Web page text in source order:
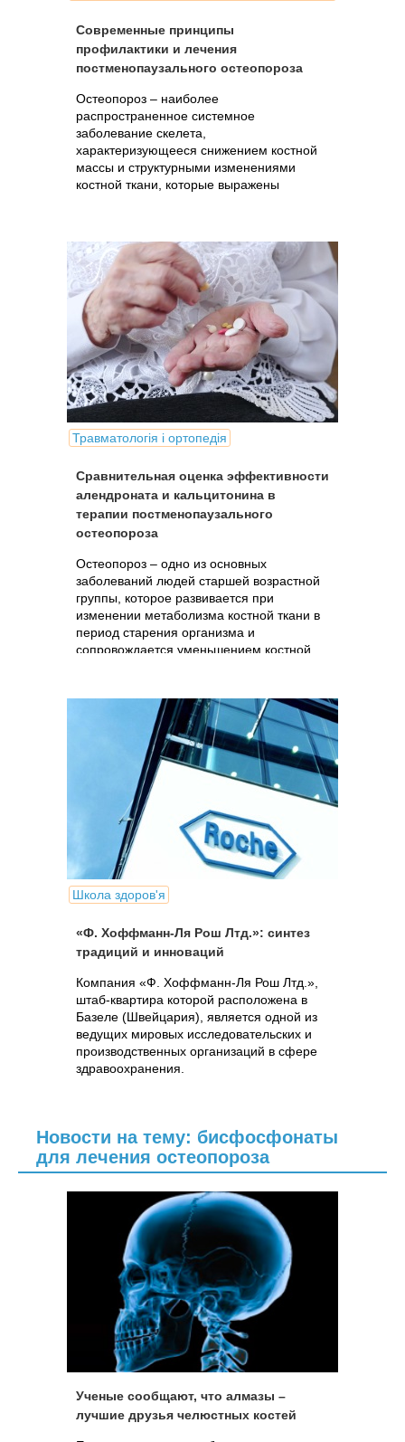
Современные принципы
профилактики и лечения
постменопаузального остеопороза
Остеопороз – наиболее
распространенное системное
заболевание скелета,
характеризующееся снижением костной
массы и структурными изменениями
костной ткани, которые выражены
Травматологія і ортопедія
Сравнительная оценка эффективности
алендроната и кальцитонина в
терапии постменопаузального
остеопороза
Остеопороз – одно из основных
заболеваний людей старшей возрастной
группы, которое развивается при
изменении метаболизма костной ткани в
период старения организма и
сопровождается уменьшением костной
Школа здоров'я
«Ф. Хоффманн-Ля Рош Лтд.»: синтез
традиций и инноваций
Компания «Ф. Хоффманн-Ля Рош Лтд.»,
штаб-квартира которой расположена в
Базеле (Швейцария), является одной из
ведущих мировых исследовательских и
производственных организаций в сфере
здравоохранения.
Новости на тему: бисфосфонаты
для лечения остеопороза
Ученые сообщают, что алмазы –
лучшие друзья челюстных костей